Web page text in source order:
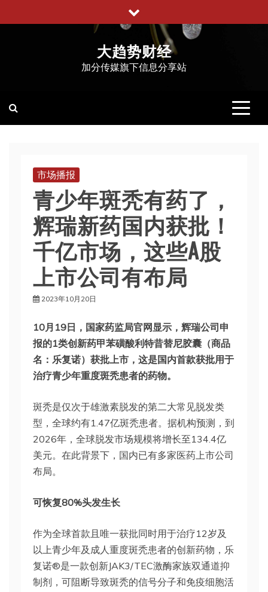
至
大趋势财经
加分传媒旗下信息分享站
市场播报
青少年斑秃有药了，
辉瑞新药国内获批！
千亿市场，这些A股
上市公司有布局
2023年10月20日
10月19日，国家药监局官网显示，辉瑞公司申
报的1类创新药甲苯磺酸利特昔替尼胶囊（商品
名：乐复诺）获批上市，这是国内首款获批用于
治疗青少年重度斑秃患者的药物。
斑秃是仅次于雄激素脱发的第二大常见脱发类
型，全球约有1.47亿斑秃患者。据机构预测，到
2026年，全球脱发市场规模将增长至134.4亿
美元。在此背景下，国内已有多家医药上市公司
布局。
可恢复80%头发生长
作为全球首款且唯一获批同时用于治疗12岁及
以上青少年及成人重度斑秃患者的创新药物，乐
复诺®是一款创新JAK3/TEC激酶家族双通道抑
制剂，可阻断导致斑秃的信号分子和免疫细胞活